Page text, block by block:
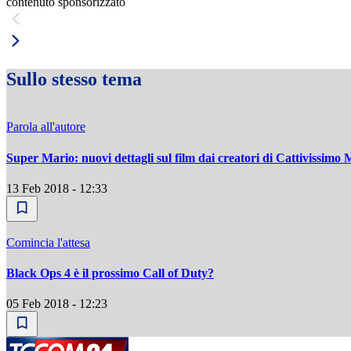
Sullo stesso tema
Parola all'autore
Super Mario: nuovi dettagli sul film dai creatori di Cattivissimo
13 Feb 2018 - 12:33
Comincia l'attesa
Black Ops 4 è il prossimo Call of Duty?
05 Feb 2018 - 12:23